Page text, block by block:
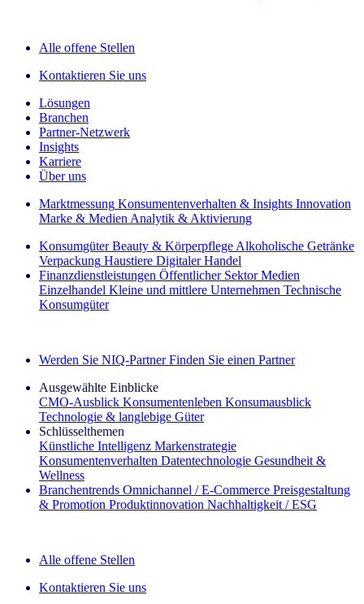
Alle offene Stellen
Kontaktieren Sie uns
Lösungen
Branchen
Partner-Netzwerk
Insights
Karriere
Über uns
Marktmessung Konsumentenverhalten & Insights Innovation
Marke & Medien Analytik & Aktivierung
Konsumgüter Beauty & Körperpflege Alkoholische Getränke
Verpackung Haustiere Digitaler Handel
Finanzdienstleistungen Öffentlicher Sektor Medien
Einzelhandel Kleine und mittlere Unternehmen Technische
Konsumgüter
Werden Sie NIQ-Partner Finden Sie einen Partner
Ausgewählte Einblicke
CMO‑Ausblick Konsumentenleben Konsumausblick
Technologie & langlebige Güter
Schlüsselthemen
Künstliche Intelligenz Markenstrategie
Konsumentenverhalten Datentechnologie Gesundheit &
Wellness
Branchentrends Omnichannel / E‑Commerce Preisgestaltung
& Promotion Produktinnovation Nachhaltigkeit / ESG
Alle offene Stellen
Kontaktieren Sie uns